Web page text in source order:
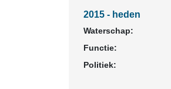
2015 - heden
Waterschap:
Functie:
Politiek: